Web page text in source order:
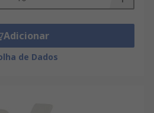
Adicionar
de Dados